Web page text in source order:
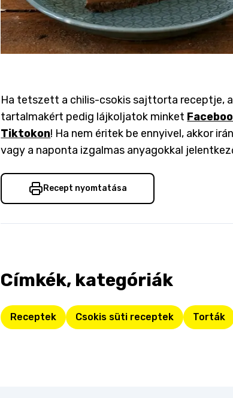
Ha tetszett a chilis-csokis sajttorta receptje,
tartalmakért pedig lájkoljatok minket
Tiktokon! Ha nem éritek be ennyivel, akkor
vagy a naponta izgalmas anyagokkal
Recept nyomtatása
Címkék, kategóriák
Receptek Csokis süti receptek Torták